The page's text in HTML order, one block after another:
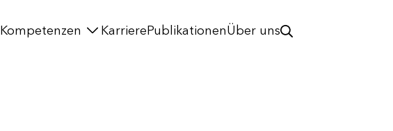
Kompetenzen KarrierePublikationenÜber uns